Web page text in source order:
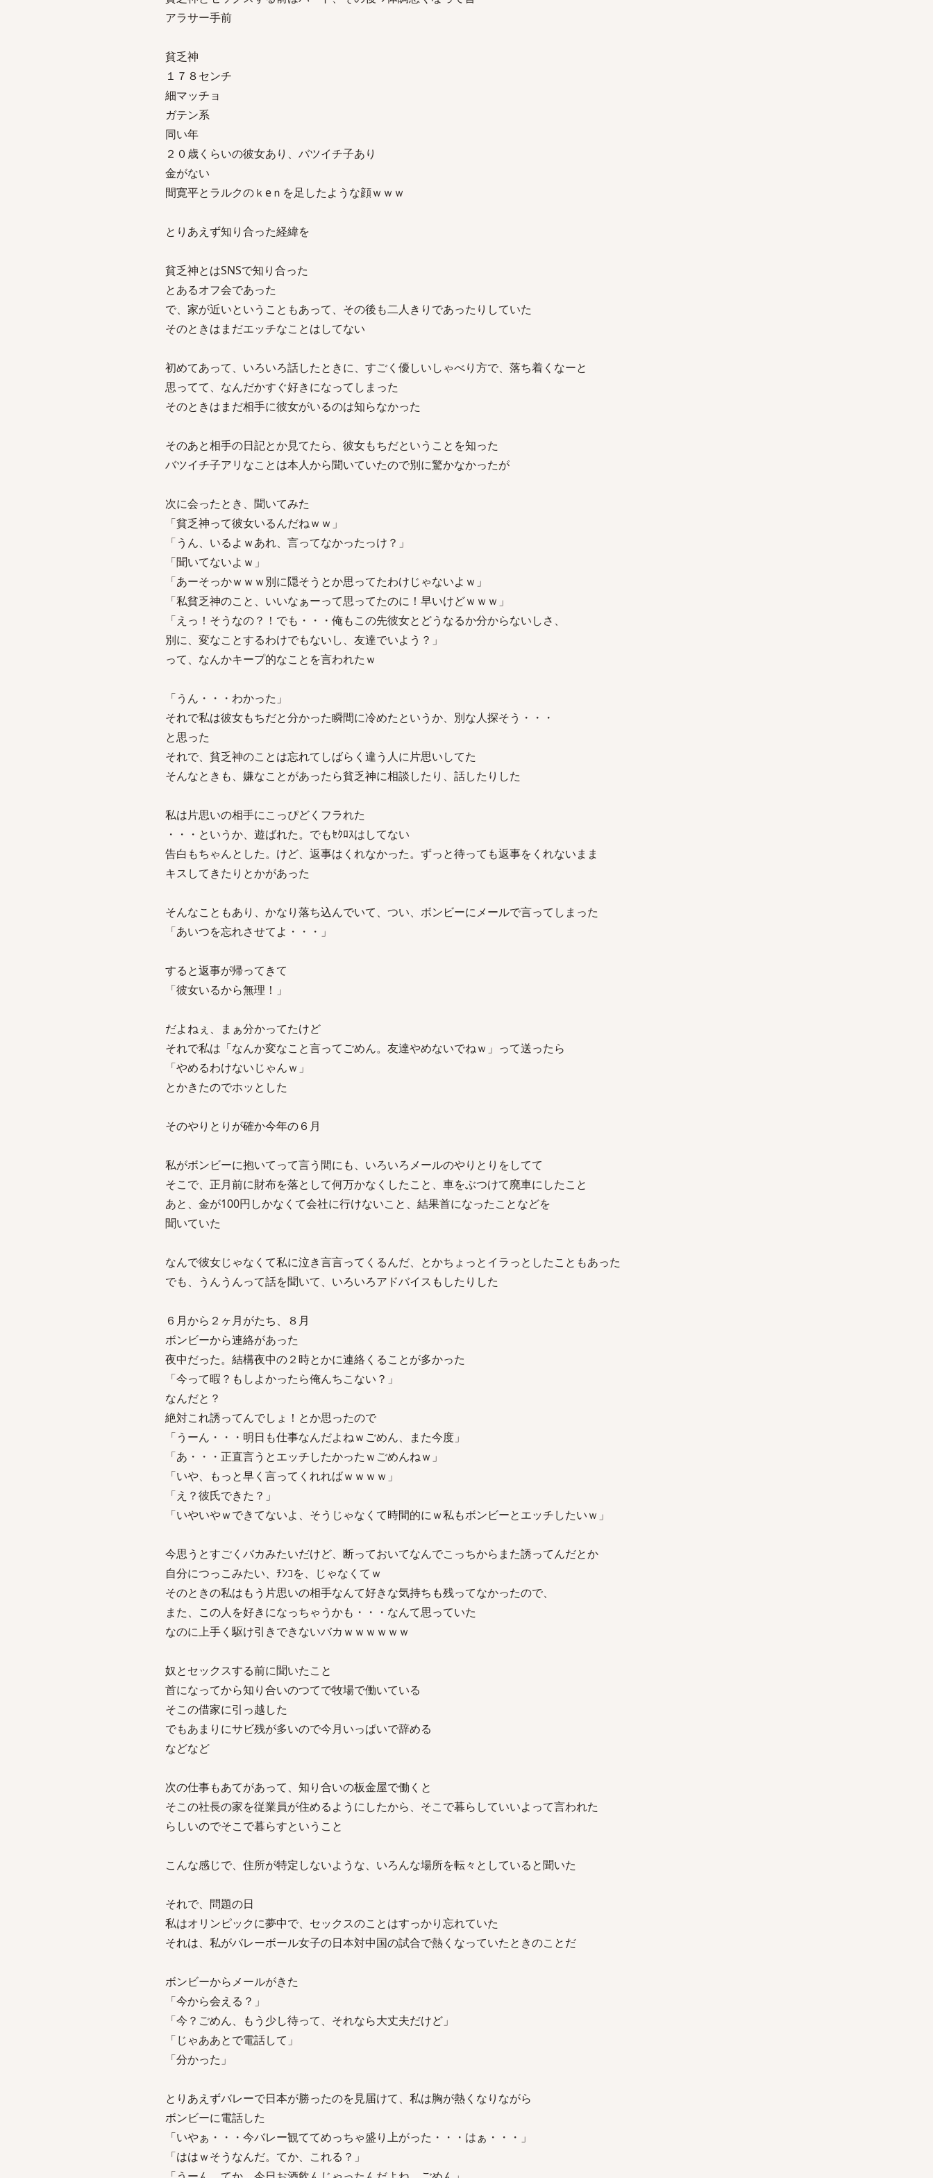
アラサー手前
貧乏神
１７８センチ
細マッチョ
ガテン系
同い年
２０歳くらいの彼女あり、バツイチ子あり
金がない
間寛平とラルクのｋeｎを足したような顔ｗｗｗ
とりあえず知り合った経緯を
貧乏神とはSNSで知り合った
とあるオフ会であった
で、家が近いということもあって、その後も二人きりであったりしていた
そのときはまだエッチなことはしてない
初めてあって、いろいろ話したときに、すごく優しいしゃべり方で、落ち着くなーと
思ってて、なんだかすぐ好きになってしまった
そのときはまだ相手に彼女がいるのは知らなかった
そのあと相手の日記とか見てたら、彼女もちだということを知った
バツイチ子アリなことは本人から聞いていたので別に驚かなかったが
次に会ったとき、聞いてみた
「貧乏神って彼女いるんだねｗｗ」
「うん、いるよｗあれ、言ってなかったっけ？」
「聞いてないよｗ」
「あーそっかｗｗｗ別に隠そうとか思ってたわけじゃないよｗ」
「私貧乏神のこと、いいなぁーって思ってたのに！早いけどｗｗｗ」
「えっ！そうなの？！でも・・・俺もこの先彼女とどうなるか分からないしさ、
別に、変なことするわけでもないし、友達でいよう？」
って、なんかキープ的なことを言われたｗ
「うん・・・わかった」
それで私は彼女もちだと分かった瞬間に冷めたというか、別な人探そう・・・
と思った
それで、貧乏神のことは忘れてしばらく違う人に片思いしてた
そんなときも、嫌なことがあったら貧乏神に相談したり、話したりした
私は片思いの相手にこっぴどくフラれた
・・・というか、遊ばれた。でもｾｸﾛｽはしてない
告白もちゃんとした。けど、返事はくれなかった。ずっと待っても返事をくれないまま
キスしてきたりとかがあった
そんなこともあり、かなり落ち込んでいて、つい、ボンビーにメールで言ってしまった
「あいつを忘れさせてよ・・・」
すると返事が帰ってきて
「彼女いるから無理！」
だよねぇ、まぁ分かってたけど
それで私は「なんか変なこと言ってごめん。友達やめないでねｗ」って送ったら
「やめるわけないじゃんｗ」
とかきたのでホッとした
そのやりとりが確か今年の６月
私がボンビーに抱いてって言う間にも、いろいろメールのやりとりをしてて
そこで、正月前に財布を落として何万かなくしたこと、車をぶつけて廃車にしたこと
あと、金が100円しかなくて会社に行けないこと、結果首になったことなどを
聞いていた
なんで彼女じゃなくて私に泣き言言ってくるんだ、とかちょっとイラっとしたこともあった
でも、うんうんって話を聞いて、いろいろアドバイスもしたりした
６月から２ヶ月がたち、８月
ボンビーから連絡があった
夜中だった。結構夜中の２時とかに連絡くることが多かった
「今って暇？もしよかったら俺んちこない？」
なんだと？
絶対これ誘ってんでしょ！とか思ったので
「うーん・・・明日も仕事なんだよねｗごめん、また今度」
「あ・・・正直言うとエッチしたかったｗごめんねｗ」
「いや、もっと早く言ってくれればｗｗｗｗ」
「え？彼氏できた？」
「いやいやｗできてないよ、そうじゃなくて時間的にｗ私もボンビーとエッチしたいｗ」
今思うとすごくバカみたいだけど、断っておいてなんでこっちからまた誘ってんだとか
自分につっこみたい、ﾁﾝｺを、じゃなくてｗ
そのときの私はもう片思いの相手なんて好きな気持ちも残ってなかったので、
また、この人を好きになっちゃうかも・・・なんて思っていた
なのに上手く駆け引きできないバカｗｗｗｗｗｗ
奴とセックスする前に聞いたこと
首になってから知り合いのつてで牧場で働いている
そこの借家に引っ越した
でもあまりにサビ残が多いので今月いっぱいで辞める
などなど
次の仕事もあてがあって、知り合いの板金屋で働くと
そこの社長の家を従業員が住めるようにしたから、そこで暮らしていいよって言われた
らしいのでそこで暮らすということ
こんな感じで、住所が特定しないような、いろんな場所を転々としていると聞いた
それで、問題の日
私はオリンピックに夢中で、セックスのことはすっかり忘れていた
それは、私がバレーボール女子の日本対中国の試合で熱くなっていたときのことだ
ボンビーからメールがきた
「今から会える？」
「今？ごめん、もう少し待って、それなら大丈夫だけど」
「じゃああとで電話して」
「分かった」
とりあえずバレーで日本が勝ったのを見届けて、私は胸が熱くなりながら
ボンビーに電話した
「いやぁ・・・今バレー観ててめっちゃ盛り上がった・・・はぁ・・・」
「ははｗそうなんだ。てか、これる？」